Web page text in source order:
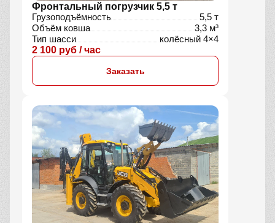
Фронтальный погрузчик 5,5 т
Грузоподъёмность
5,5 т
Объём ковша
3,3 м³
Тип шасси
колёсный 4×4
2 100 руб / час
Заказать